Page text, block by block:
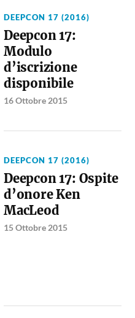
DEEPCON 17 (2016)
Deepcon 17:
Modulo
d’iscrizione
disponibile
16 Ottobre 2015
DEEPCON 17 (2016)
Deepcon 17: Ospite
d’onore Ken
MacLeod
15 Ottobre 2015